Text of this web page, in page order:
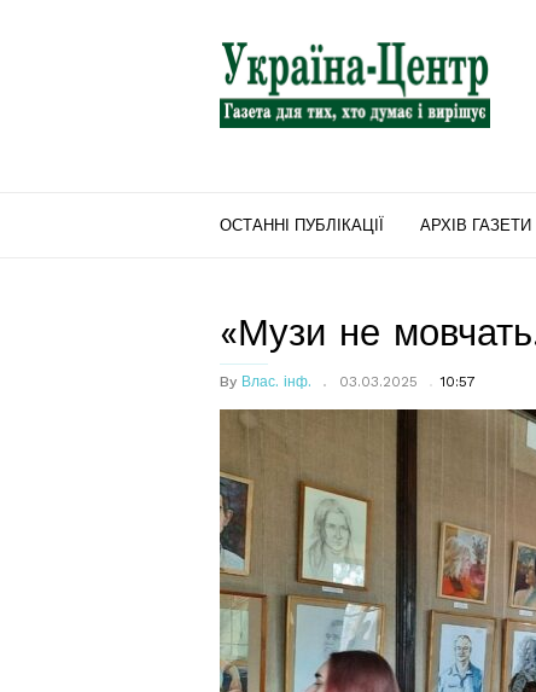
"Україна-
Центр"
ОСТАННІ ПУБЛІКАЦІЇ АРХІВ ГАЗЕТИ
«Музи не
By Влас. інф. 03.03.2025 10:57